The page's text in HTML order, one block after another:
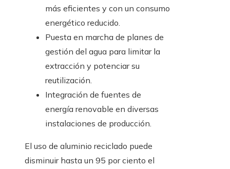
más eficientes y con un consumo
energético reducido.
Puesta en marcha de planes de
gestión del agua para limitar la
extracción y potenciar su
reutilización.
Integración de fuentes de
energía renovable en diversas
instalaciones de producción.
El uso de aluminio reciclado puede
disminuir hasta un 95 por ciento el